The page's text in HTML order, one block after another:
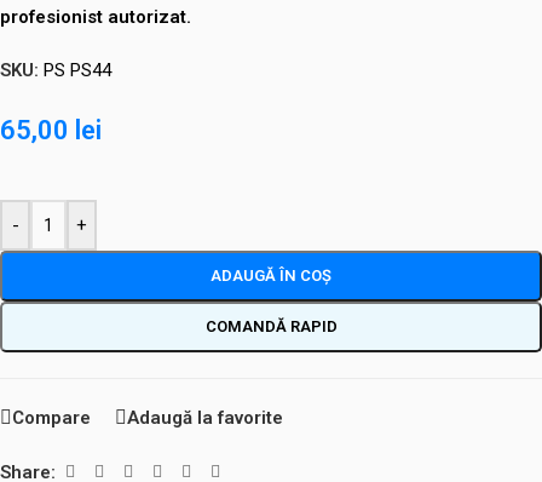
profesionist autorizat.
SKU: PS PS44
65,00 lei
- +
ADAUGĂ ÎN COȘ
COMANDĂ RAPID
Compare Adaugă la favorite
Share: